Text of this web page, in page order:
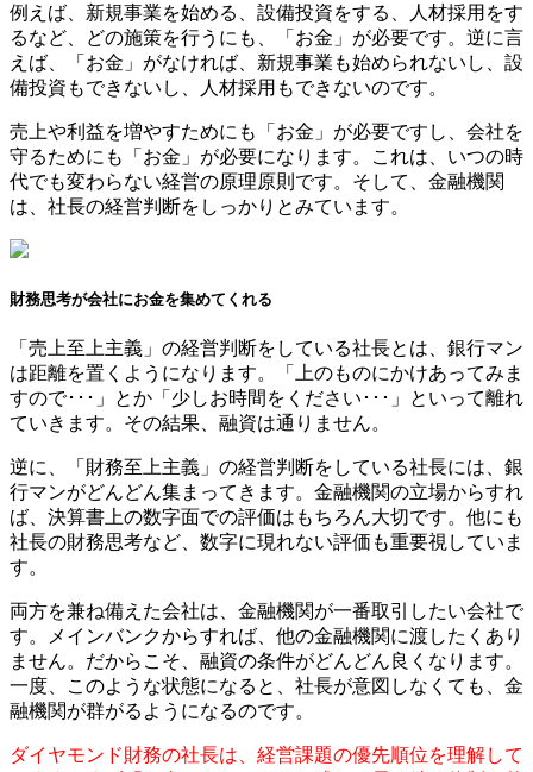
例えば、新規事業を始める、設備投資をする、人材採用をす
るなど、どの施策を行うにも、「お金」が必要です。逆に言
えば、「お金」がなければ、新規事業も始められないし、設
備投資もできないし、人材採用もできないのです。
売上や利益を増やすためにも「お金」が必要ですし、会社を
守るためにも「お金」が必要になります。これは、いつの時
代でも変わらない経営の原理原則です。そして、金融機関
は、社長の経営判断をしっかりとみています。
財務思考が会社にお金を集めてくれる
「売上至上主義」の経営判断をしている社長とは、銀行マン
は距離を置くようになります。「上のものにかけあってみま
すので･･･」とか「少しお時間をください･･･」といって離れ
ていきます。その結果、融資は通りません。
逆に、「財務至上主義」の経営判断をしている社長には、銀
行マンがどんどん集まってきます。金融機関の立場からすれ
ば、決算書上の数字面での評価はもちろん大切です。他にも
社長の財務思考など、数字に現れない評価も重要視していま
す。
両方を兼ね備えた会社は、金融機関が一番取引したい会社で
す。メインバンクからすれば、他の金融機関に渡したくあり
ません。だからこそ、融資の条件がどんどん良くなります。
一度、このような状態になると、社長が意図しなくても、金
融機関が群がるようになるのです。
ダイヤモンド財務の社長は、経営課題の優先順位を理解して